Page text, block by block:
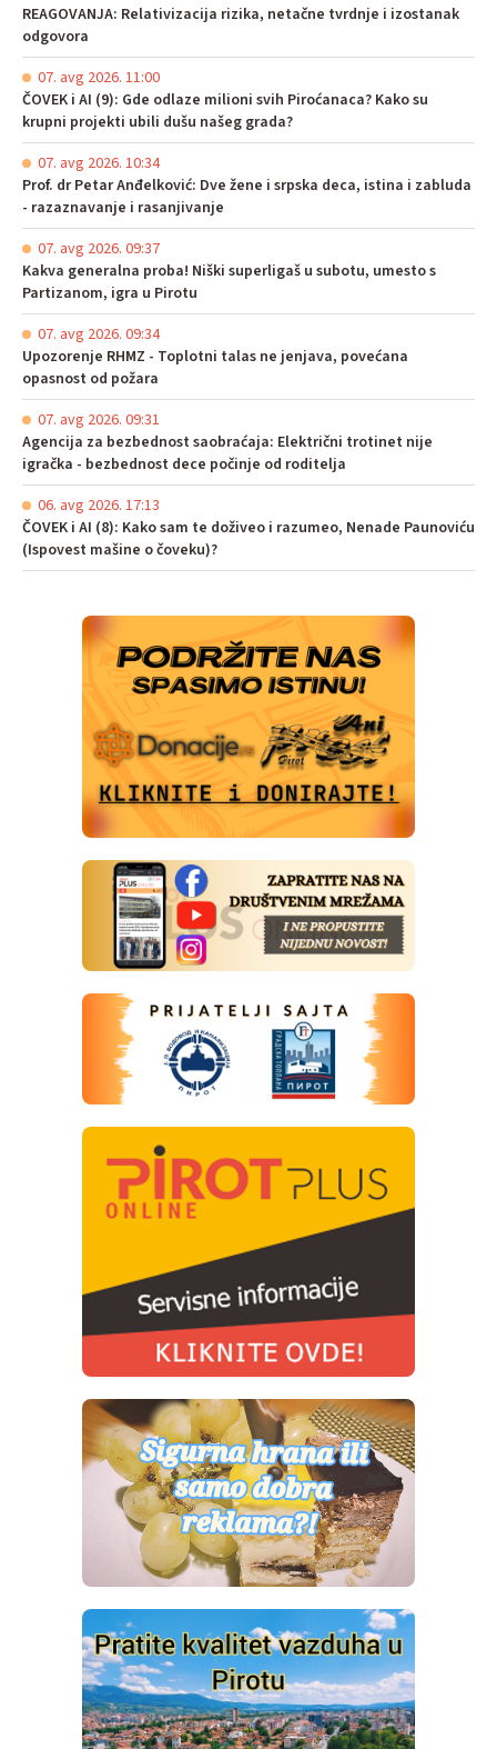
REAGOVANJA: Relativizacija rizika, netačne tvrdnje i izostanak
odgovora
07. avg 2026. 11:00
ČOVEK i AI (9): Gde odlaze milioni svih Piroćanaca? Kako su
krupni projekti ubili dušu našeg grada?
07. avg 2026. 10:34
Prof. dr Petar Anđelković: Dve žene i srpska deca, istina i zabluda
- razaznavanje i rasanjivanje
07. avg 2026. 09:37
Kakva generalna proba! Niški superligaš u subotu, umesto s
Partizanom, igra u Pirotu
07. avg 2026. 09:34
Upozorenje RHMZ - Toplotni talas ne jenjava, povećana
opasnost od požara
07. avg 2026. 09:31
Agencija za bezbednost saobraćaja: Električni trotinet nije
igračka - bezbednost dece počinje od roditelja
06. avg 2026. 17:13
ČOVEK i AI (8): Kako sam te doživeo i razumeo, Nenade Paunoviću
(Ispovest mašine o čoveku)?